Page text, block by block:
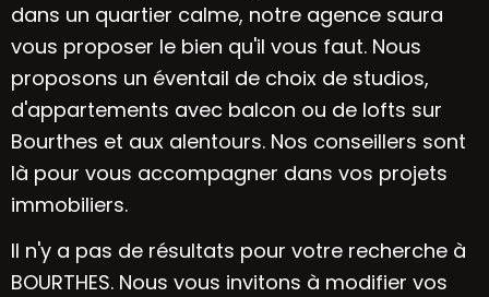
dans un quartier calme, notre agence saura
vous proposer le bien qu'il vous faut. Nous
proposons un éventail de choix de studios,
d'appartements avec balcon ou de lofts sur
Bourthes et aux alentours. Nos conseillers sont
là pour vous accompagner dans vos projets
immobiliers.
Il n'y a pas de résultats pour votre recherche à
BOURTHES. Nous vous invitons à modifier vos